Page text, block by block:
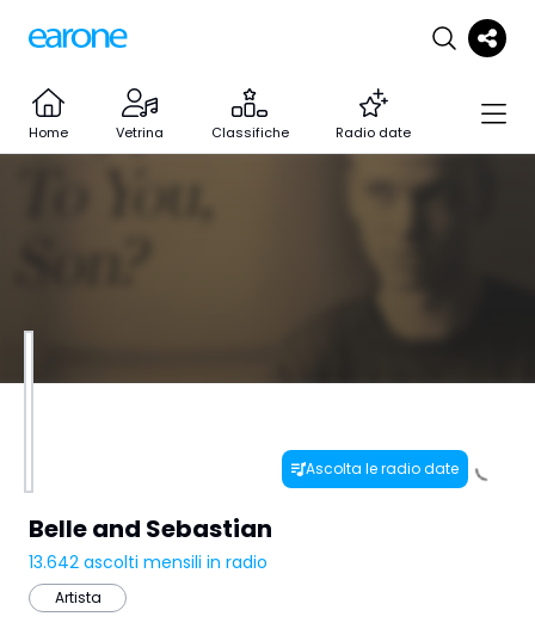
Home Vetrina Classifiche Radio date
Ascolta le radio date
Belle and Sebastian
13.642 ascolti mensili in radio
Artista